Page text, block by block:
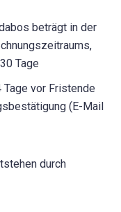
beträgt in der
Tage
vor Fristende
(E-Mail
durch